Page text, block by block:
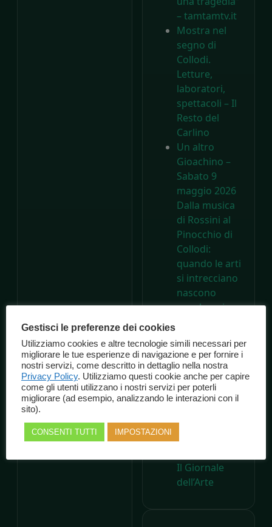
– tamtamtv.it
Mostra nel
segno di
Collodi.
Letture,
laboratori,
spettacoli – Il
Resto del
Carlino
Un altro
Gioachino –
Sabato 9
maggio 2026
Dalla musica
di Rossini al
Pinocchio di
Collodi:
quando le arti
si intrecciano
nascono
capolavori –
Spettacolo
A 200 anni
dalla nascita di
Carlo Collodi,
Pinocchio
compie
Il Giornale
dell’Arte
Gestisci le preferenze dei cookies
Utilizziamo cookies e altre tecnologie simili necessari per
migliorare le tue esperienze di navigazione e per fornire i
nostri servizi, come descritto in dettaglio nella nostra
Privacy Policy. Utilizziamo questi cookie anche per capire
come gli utenti utilizzano i nostri servizi per poterli
migliorare (ad esempio, analizzando le interazioni con il
sito).
CONSENTI TUTTI IMPOSTAZIONI